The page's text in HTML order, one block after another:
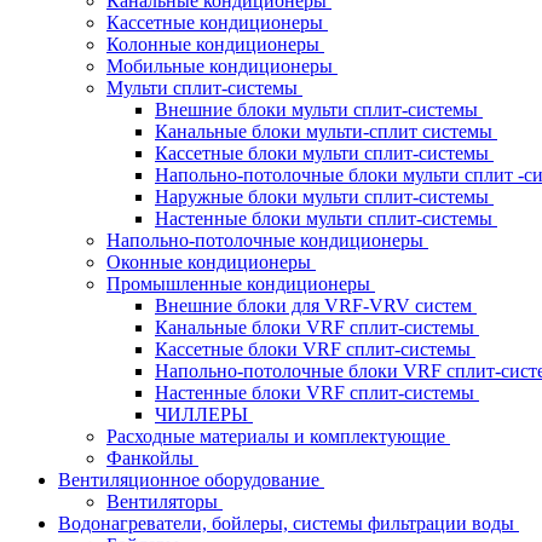
Кассетные кондиционеры
Колонные кондиционеры
Мобильные кондиционеры
Мульти сплит-системы
Внешние блоки мульти сплит-системы
Канальные блоки мульти-сплит системы
Кассетные блоки мульти сплит-системы
Напольно-потолочные блоки мульти сплит -
Наружные блоки мульти сплит-системы
Настенные блоки мульти сплит-системы
Напольно-потолочные кондиционеры
Оконные кондиционеры
Промышленные кондиционеры
Внешние блоки для VRF-VRV систем
Канальные блоки VRF сплит-системы
Кассетные блоки VRF сплит-системы
Напольно-потолочные блоки VRF сплит-
Настенные блоки VRF сплит-системы
ЧИЛЛЕРЫ
Расходные материалы и комплектующие
Фанкойлы
Вентиляционное оборудование
Вентиляторы
Водонагреватели, бойлеры, системы фильтрации воды